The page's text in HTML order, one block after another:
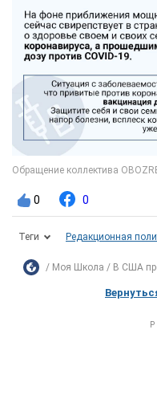
0 0
Теги Редакционная
Моя Школа В США